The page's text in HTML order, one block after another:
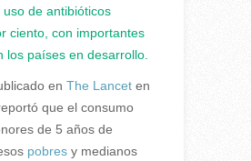
de antibióticos
ciento, con importantes
los países en desarrollo.
en The Lanceten
que el consumo
de 5 años de
pobresy medianos